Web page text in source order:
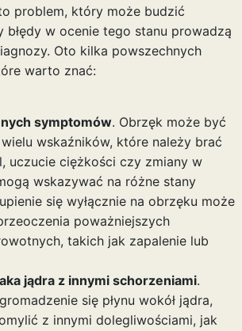
problem, który może budzić
błędy w ocenie tego stanu prowadzą
Oto kilka powszechnych
warto znać:
symptomów. Obrzęk może być
wskaźników, które należy brać
uczucie ciężkości czy zmiany w
wskazywać na różne stany
się wyłącznie na obrzęku może
poważniejszych
takich jak zapalenie lub
jądra z innymi schorzeniami.
się płynu wokół jądra,
z innymi dolegliwościami, jak